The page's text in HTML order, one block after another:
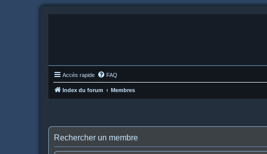
Accès rapide FAQ
Index du forum Membres
Rechercher un membre